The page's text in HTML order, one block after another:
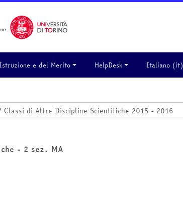
e del Merito HelpDesk Italiano ‎(it)‎
- 2 sez. MA